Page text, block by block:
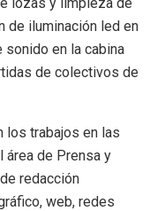
de iluminación led en
en la cabina
de colectivos de
los trabajos en las
área de Prensa y
redacción
web, redes